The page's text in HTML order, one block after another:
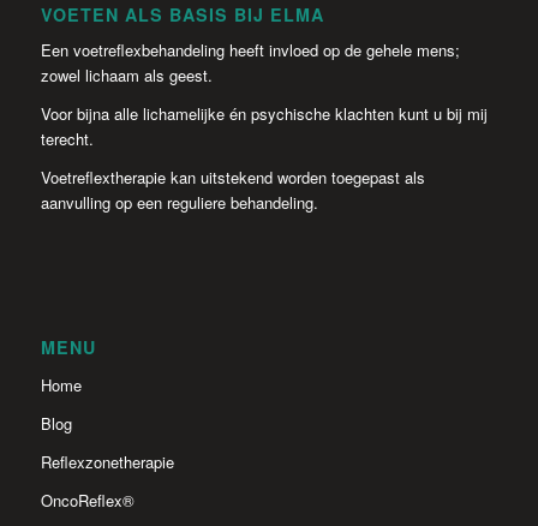
VOETEN ALS BASIS BIJ ELMA
Een voetreflexbehandeling heeft invloed op de gehele mens;
zowel lichaam als geest.
Voor bijna alle lichamelijke én psychische klachten kunt u bij mij
terecht.
Voetreflextherapie kan uitstekend worden toegepast als
aanvulling op een reguliere behandeling.
MENU
Home
Blog
Reflexzonetherapie
OncoReflex®